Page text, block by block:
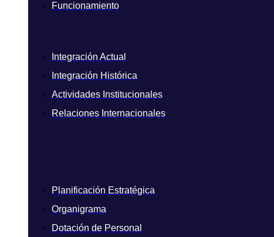
Funcionamiento
Integración Actual
Integración Histórica
Actividades Institucionales
Relaciones Internacionales
Planificación Estratégica
Organigrama
Dotación de Personal